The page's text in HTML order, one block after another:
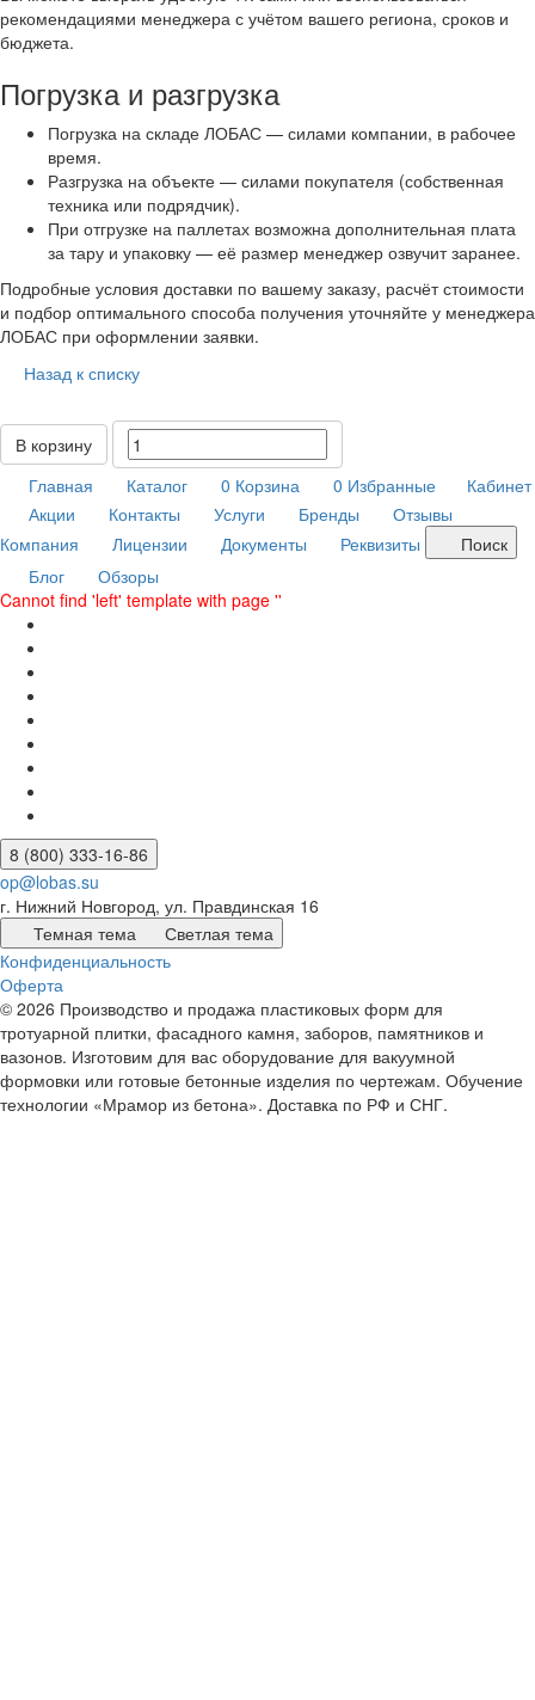
рекомендациями менеджера с учётом вашего региона, сроков и
бюджета.
Погрузка и разгрузка
Погрузка на складе ЛОБАС — силами компании, в рабочее
время.
Разгрузка на объекте — силами покупателя (собственная
техника или подрядчик).
При отгрузке на паллетах возможна дополнительная плата
за тару и упаковку — её размер менеджер озвучит заранее.
Подробные условия доставки по вашему заказу, расчёт стоимости
и подбор оптимального способа получения уточняйте у менеджера
ЛОБАС при оформлении заявки.
Назад к списку
В корзину
Главная
Каталог 0 Корзина 0 Избранные
Кабинет
Акции
Контакты Услуги Бренды
Отзывы
Компания
Лицензии Документы Реквизиты
Поиск
Блог
Обзоры
Cannot find 'left' template with page ''
8 (800) 333-16-86
op@lobas.su
г. Нижний Новгород, ул. Правдинская 16
Темная тема
Светлая тема
Конфиденциальность
Оферта
© 2026 Производство и продажа пластиковых форм для
тротуарной плитки, фасадного камня, заборов, памятников и
вазонов. Изготовим для вас оборудование для вакуумной
формовки или готовые бетонные изделия по чертежам. Обучение
технологии «Мрамор из бетона». Доставка по РФ и СНГ.